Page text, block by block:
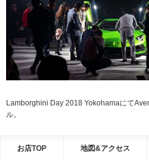
Lamborghini Day 2018 Yokohamaにて
ル。
お店TOP 地図&アクセス